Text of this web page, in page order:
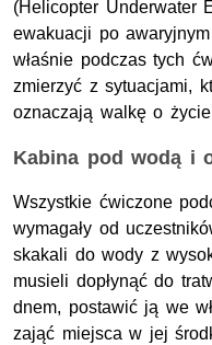
(Helicopter Underwater
ewakuacji po
właśnie podczas tych
zmierzyć z sytuacjami,
oznaczają walkę o
Kabina pod wodą i
Wszystkie ćwiczone
wymagały od
skakali do wody z
musieli dopłynąć do
dnem, postawić ją we
zająć miejsca w jej